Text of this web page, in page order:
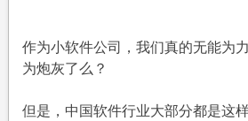
作为小软件公司，我们真的无能为
为炮灰了么？
但是，中国软件行业大部分都是这